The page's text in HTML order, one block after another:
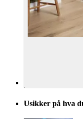
Usikker på hva